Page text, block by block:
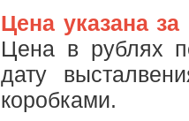
Цена указана
Цена в рублях
дату
коробками.